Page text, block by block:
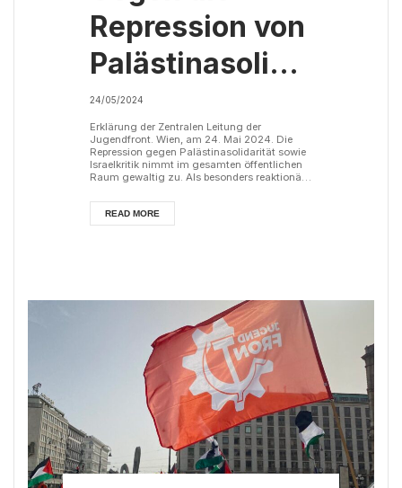
Repression von
Palästinasolidarität
an der
Universität
Wien
24/05/2024
Erklärung der Zentralen Leitung der
Jugendfront. Wien, am 24. Mai 2024. Die
Repression gegen Palästinasolidarität sowie
Israelkritik nimmt im gesamten öffentlichen
Raum gewaltig zu. Als besonders reaktionär
aufmerksam. Nach der Errichtung des
Solidaritäts-Camps für Palästina waren die
Universitätsleitung, gleichzeitig aber auch
READ MORE